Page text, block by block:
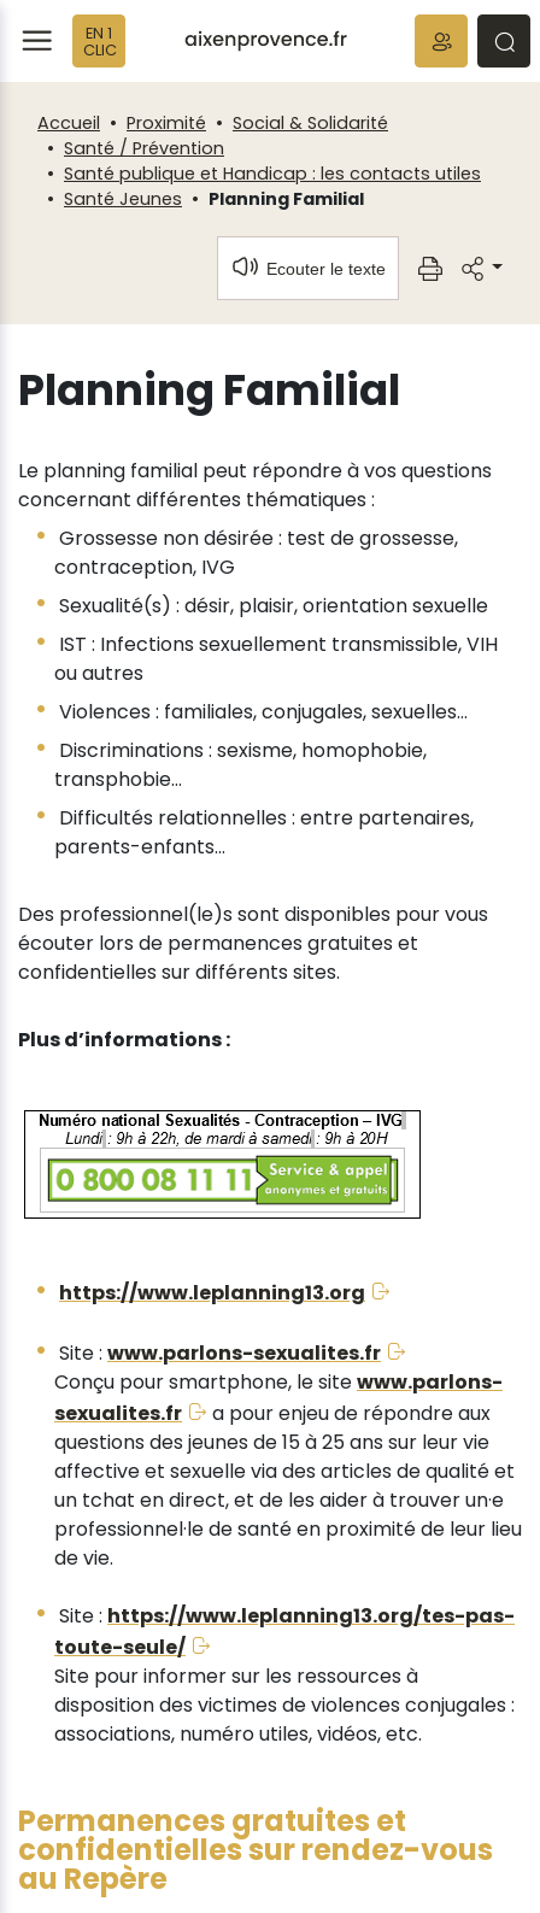
EN 1
CLIC
Accueil Proximité
Social & Solidarité
Santé / Prévention
Santé publique et Handicap : les contacts utiles
Santé Jeunes
Planning Familial
Ecouter le texte
Planning Familial
Le planning familial peut répondre à vos questions
concernant différentes thématiques :
Grossesse non désirée : test de grossesse,
contraception, IVG
Sexualité(s) : désir, plaisir, orientation sexuelle
IST : Infections sexuellement transmissible, VIH
ou autres
Violences : familiales, conjugales, sexuelles…
Discriminations : sexisme, homophobie,
transphobie…
Difficultés relationnelles : entre partenaires,
parents-enfants...
Des professionnel(le)s sont disponibles pour vous
écouter lors de permanences gratuites et
confidentielles sur différents sites.
Plus d’informations :
https://www.leplanning13.org
Site : www.parlons-sexualites.fr
Conçu pour smartphone, le sitewww.parlons-
sexualites.fr
a pour enjeu de répondre aux
questions des jeunes de 15 à 25 ans sur leur vie
affective et sexuelle via des articles de qualité et
un tchat en direct, et de les aider à trouver un·e
professionnel·le de santé en proximité de leur lieu
de vie.
Site : https://www.leplanning13.org/tes-pas-
toute-seule/
Site pour informer sur les ressources à
disposition des victimes de violences conjugales :
associations, numéro utiles, vidéos, etc.
Permanences gratuites et
confidentielles sur rendez-vous
au Repère
Fenêtre
de
chat
Panneau de gestion des cookies